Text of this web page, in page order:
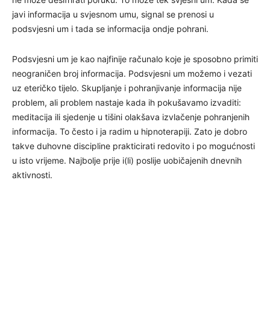
javi informacija u svjesnom umu, signal se prenosi u
podsvjesni um i tada se informacija ondje pohrani.
Podsvjesni um je kao najfinije računalo koje je sposobno primiti
neograničen broj informacija. Podsvjesni um možemo i vezati
uz eteričko tijelo. Skupljanje i pohranjivanje informacija nije
problem, ali problem nastaje kada ih pokušavamo izvaditi:
meditacija ili sjedenje u tišini olakšava izvlačenje pohranjenih
informacija. To često i ja radim u hipnoterapiji. Zato je dobro
takve duhovne discipline prakticirati redovito i po mogućnosti
u isto vrijeme. Najbolje prije i(li) poslije uobičajenih dnevnih
aktivnosti.